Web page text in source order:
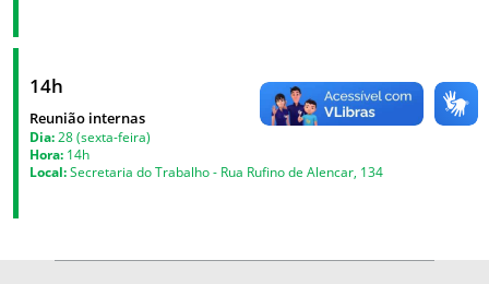
14h
Reunião internas
Dia: 28 (sexta-feira)
Hora: 14h
Local:Secretaria do Trabalho - Rua Rufino de Alencar, 134